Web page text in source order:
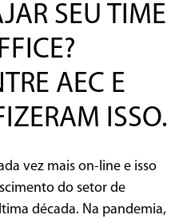
SEU TIME
AEC E
ISSO.
vez mais on-line e isso
do setor de
década. Na pandemia,